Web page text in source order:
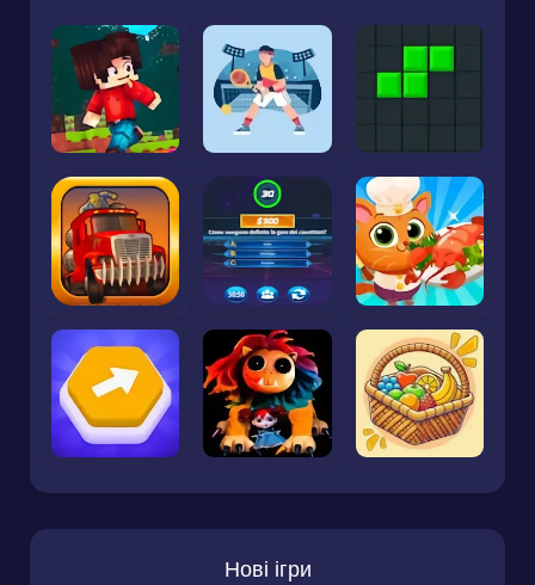
Нові ігри